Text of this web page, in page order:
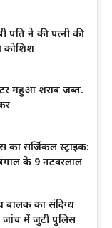
पति ने की पत्नी की
कोशिश
महुआ शराब जब्त.
का सर्जिकल स्ट्राइक:
के 9 नटवरलाल
बालक का संदिग्ध
जांच में जुटी पुलिस